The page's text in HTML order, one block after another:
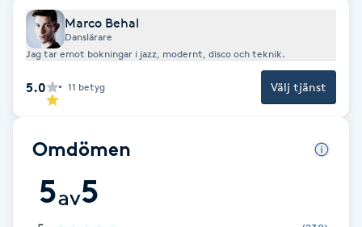
Enzympeeling
Extensions
Extensions borttagning
Eyeliner-tatuering
Face framing
Marco Behal
Danslärare
Jag tar emot bokningar i jazz, modernt, disco och teknik.
5.0 11 betyg Välj tjänst
Omdömen
5av5